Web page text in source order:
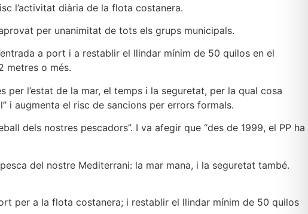
l’activitat diària de la flota costanera.
per unanimitat de tots els grups municipals.
a port i a restablir el llindar mínim de 50 quilos en el
metres o més.
l’estat de la mar, el temps i la seguretat, per la qual cosa
i augmenta el risc de sancions per errors formals.
dels nostres pescadors”. I va afegir que “des de 1999, el PP ha
del nostre Mediterrani: la mar mana, i la seguretat també.
per a la flota costanera; i restablir el llindar mínim de 50 quilos